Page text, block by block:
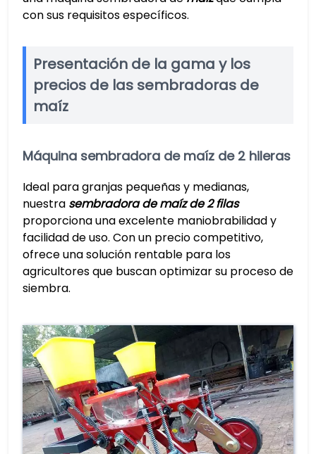
con sus requisitos específicos.
Presentación de la gama y los
precios de las sembradoras de
maíz
Máquina sembradora de maíz de 2 hileras
Ideal para granjas pequeñas y medianas,
nuestra sembradora de maíz de 2 filas
proporciona una excelente maniobrabilidad y
facilidad de uso. Con un precio competitivo,
ofrece una solución rentable para los
agricultores que buscan optimizar su proceso de
siembra.